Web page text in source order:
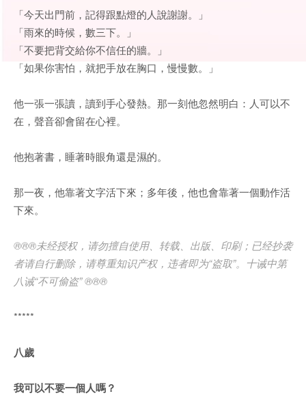
「今天出門前，記得跟點燈的人說謝謝。」
「雨來的時候，數三下。」
「不要把背交給你不信任的牆。」
「如果你害怕，就把手放在胸口，慢慢數。」
他一張一張讀，讀到手心發熱。那一刻他忽然明白：人可以不
在，聲音卻會留在心裡。
他抱著書，睡著時眼角還是濕的。
那一夜，他靠著文字活下來；多年後，他也會靠著一個動作活
下來。
®®®未经授权，请勿擅自使用、转载、出版、印刷；已经抄袭
者请自行删除，请尊重知识产权，违者即为“盗取”。十诫中第
八诫“不可偷盗” ®®®
*****
八歲
我可以不要一個人嗎？